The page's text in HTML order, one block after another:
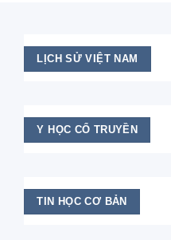
LỊCH SỬ VIỆT NAM
Y HỌC CỔ TRUYỀN
TIN HỌC CƠ BẢN